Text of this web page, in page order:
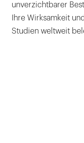
unverzichtbarer
Ihre Wirksamkeit
Studien weltweit